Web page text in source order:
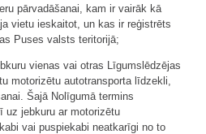
pārvadāšanai, kam ir vairāk kā
vietu ieskaitot, un kas ir reģistrēts
Puses valsts teritorijā;
vienas vai otras Līgumslēdzējas
motorizētu autotransporta līdzekli,
Šajā Nolīgumā termins
uz jebkuru ar motorizētu
vai puspiekabi neatkarīgi no to